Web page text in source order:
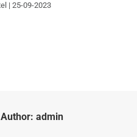
| 25-09-2023
Author: admin